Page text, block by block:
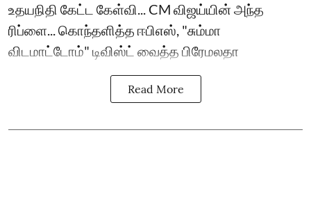
உதயநிதி கேட்ட கேள்வி... CM விஜய்யின் அந்த
ரிப்ளை... கொந்தளித்த ஈபிஎஸ், "சும்மா
விடமாட்டோம்" டிவிஸ்ட் வைத்த பிரேமலதா
Read More